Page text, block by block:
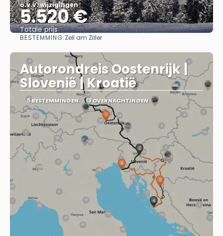
o.v.v. wijzigingen
5.520 €
Totale prijs
BESTEMMING:Zell am Ziller
Autorondreis Oostenrijk |
Slovenië | Kroatië
5 BESTEMMINGEN 13 OVERNACHTINGEN